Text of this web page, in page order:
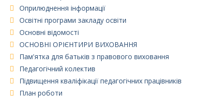
Оприлюднення інформації
Освітні програми закладу освіти
Основні відомості
ОСНОВНІ ОРІЄНТИРИ ВИХОВАННЯ
Пам'ятка для батьків з правового виховання
Педагогічний колектив
Підвищення кваліфікації педагогічних працівників
План роботи